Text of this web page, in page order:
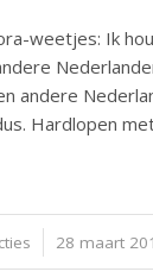
weetjes: Ik
andere
Hardlopen
28 maart